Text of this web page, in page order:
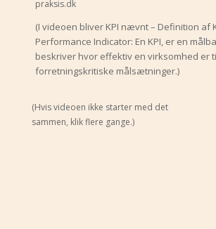
praksis.dk
(I videoen bliver KPI nævnt – Definition af
Performance Indicator: En KPI, er en
beskriver hvor effektiv en virksomhed er
forretningskritiske målsætninger.)
(Hvis videoen ikke starter med det
sammen, klik flere gange.)